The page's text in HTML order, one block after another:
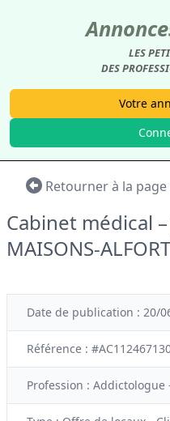
LES
DES
Votre
Retourner à la
Cabinet médical
MAISONS-ALFORT
Date de publication : 20/
Référence :
Profession : Addictologue